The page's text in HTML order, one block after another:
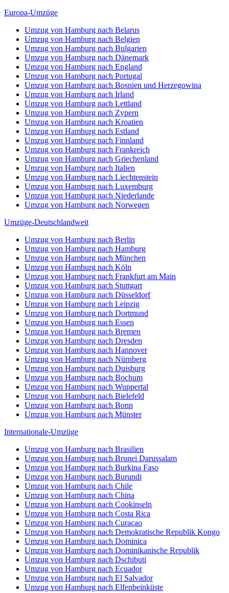
Europa-Umzüge
Umzug von Hamburg nach Belarus
Umzug von Hamburg nach Belgien
Umzug von Hamburg nach Bulgarien
Umzug von Hamburg nach Dänemark
Umzug von Hamburg nach England
Umzug von Hamburg nach Portugal
Umzug von Hamburg nach Bosnien und Herzegowina
Umzug von Hamburg nach Irland
Umzug von Hamburg nach Lettland
Umzug von Hamburg nach Zypern
Umzug von Hamburg nach Kroatien
Umzug von Hamburg nach Estland
Umzug von Hamburg nach Finnland
Umzug von Hamburg nach Frankreich
Umzug von Hamburg nach Griechenland
Umzug von Hamburg nach Italien
Umzug von Hamburg nach Liechtenstein
Umzug von Hamburg nach Luxemburg
Umzug von Hamburg nach Niederlande
Umzug von Hamburg nach Norwegen
Umzüge-Deutschlandweit
Umzug von Hamburg nach Berlin
Umzug von Hamburg nach Hamburg
Umzug von Hamburg nach München
Umzug von Hamburg nach Köln
Umzug von Hamburg nach Frankfurt am Main
Umzug von Hamburg nach Stuttgart
Umzug von Hamburg nach Düsseldorf
Umzug von Hamburg nach Leipzig
Umzug von Hamburg nach Dortmund
Umzug von Hamburg nach Essen
Umzug von Hamburg nach Bremen
Umzug von Hamburg nach Dresden
Umzug von Hamburg nach Hannover
Umzug von Hamburg nach Nürnberg
Umzug von Hamburg nach Duisburg
Umzug von Hamburg nach Bochum
Umzug von Hamburg nach Wuppertal
Umzug von Hamburg nach Bielefeld
Umzug von Hamburg nach Bonn
Umzug von Hamburg nach Münster
Internationale-Umzüge
Umzug von Hamburg nach Brasilien
Umzug von Hamburg nach Brunei Darussalam
Umzug von Hamburg nach Burkina Faso
Umzug von Hamburg nach Burundi
Umzug von Hamburg nach Chile
Umzug von Hamburg nach China
Umzug von Hamburg nach Cookinseln
Umzug von Hamburg nach Costa Rica
Umzug von Hamburg nach Curaçao
Umzug von Hamburg nach Demokratische Republik Kongo
Umzug von Hamburg nach Dominica
Umzug von Hamburg nach Dominikanische Republik
Umzug von Hamburg nach Dschibuti
Umzug von Hamburg nach Ecuador
Umzug von Hamburg nach El Salvador
Umzug von Hamburg nach Elfenbeinküste